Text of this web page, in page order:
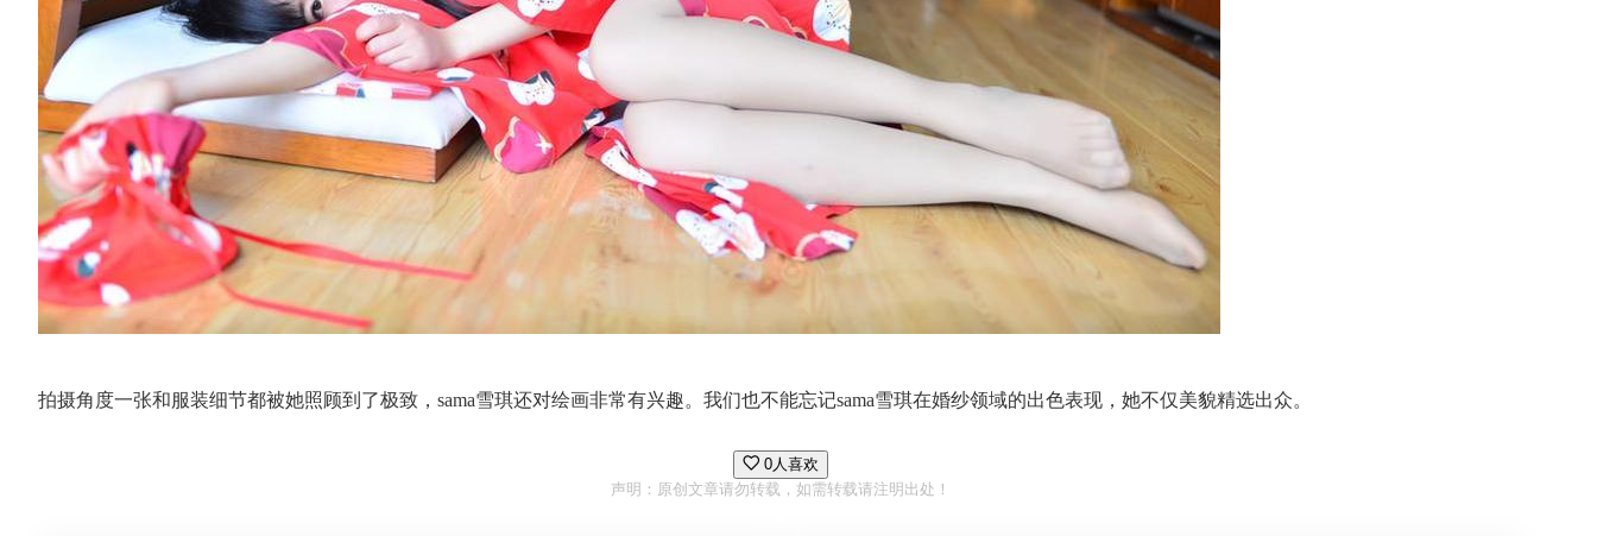
拍摄角度一张和服装细节都被她照顾到了极致，sama雪琪还对绘画非常有兴趣。我们也不能忘记sama雪琪在婚纱领域的出色表现，她不仅美貌精选出众。
0人喜欢
声明：原创文章请勿转载，如需转载请注明出处！